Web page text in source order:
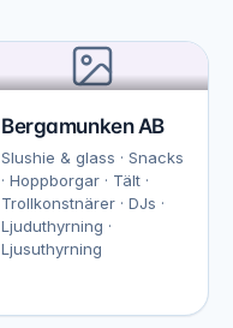
Bergamunken AB
Slushie & glass · Snacks
· Hoppborgar · Tält ·
Trollkonstnärer · DJs ·
Ljuduthyrning ·
Ljusuthyrning